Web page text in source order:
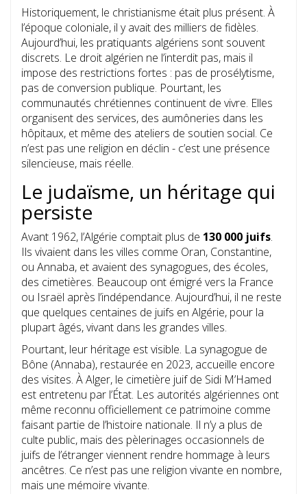
Historiquement, le christianisme était plus présent. À
l’époque coloniale, il y avait des milliers de fidèles.
Aujourd’hui, les pratiquants algériens sont souvent
discrets. Le droit algérien ne l’interdit pas, mais il
impose des restrictions fortes : pas de prosélytisme,
pas de conversion publique. Pourtant, les
communautés chrétiennes continuent de vivre. Elles
organisent des services, des aumôneries dans les
hôpitaux, et même des ateliers de soutien social. Ce
n’est pas une religion en déclin - c’est une présence
silencieuse, mais réelle.
Le judaïsme, un héritage qui
persiste
Avant 1962, l’Algérie comptait plus de 130 000 juifs.
Ils vivaient dans les villes comme Oran, Constantine,
ou Annaba, et avaient des synagogues, des écoles,
des cimetières. Beaucoup ont émigré vers la France
ou Israël après l’indépendance. Aujourd’hui, il ne reste
que quelques centaines de juifs en Algérie, pour la
plupart âgés, vivant dans les grandes villes.
Pourtant, leur héritage est visible. La synagogue de
Bône (Annaba), restaurée en 2023, accueille encore
des visites. À Alger, le cimetière juif de Sidi M’Hamed
est entretenu par l’État. Les autorités algériennes ont
même reconnu officiellement ce patrimoine comme
faisant partie de l’histoire nationale. Il n’y a plus de
culte public, mais des pèlerinages occasionnels de
juifs de l’étranger viennent rendre hommage à leurs
ancêtres. Ce n’est pas une religion vivante en nombre,
mais une mémoire vivante.